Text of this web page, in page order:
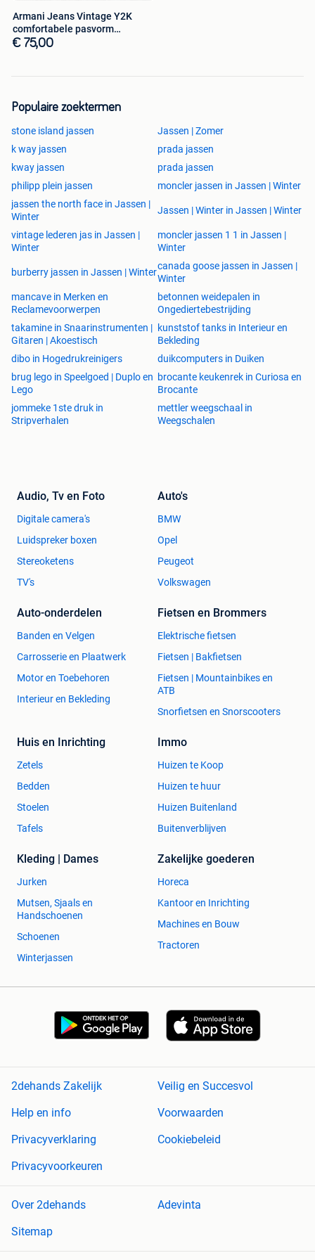
Armani Jeans Vintage Y2K
comfortabele pasvorm
gemaakt in Ita
€ 75,00
Populaire zoektermen
stone island jassen
Jassen | Zomer
k way jassen
prada jassen
kway jassen
prada jassen
philipp plein jassen
moncler jassen in Jassen | Winter
jassen the north face in Jassen |
Winter
Jassen | Winter in Jassen | Winter
vintage lederen jas in Jassen |
Winter
moncler jassen 1 1 in Jassen |
Winter
burberry jassen in Jassen | Winter
canada goose jassen in Jassen |
Winter
mancave in Merken en
Reclamevoorwerpen
betonnen weidepalen in
Ongediertebestrijding
takamine in Snaarinstrumenten |
Gitaren | Akoestisch
kunststof tanks in Interieur en
Bekleding
dibo in Hogedrukreinigers
duikcomputers in Duiken
brug lego in Speelgoed | Duplo en
Lego
brocante keukenrek in Curiosa en
Brocante
jommeke 1ste druk in
Stripverhalen
mettler weegschaal in
Weegschalen
Audio, Tv en Foto
Digitale camera's
Luidspreker boxen
Stereoketens
TV's
Auto's
BMW
Opel
Peugeot
Volkswagen
Auto-onderdelen
Banden en Velgen
Carrosserie en Plaatwerk
Motor en Toebehoren
Interieur en Bekleding
Fietsen en Brommers
Elektrische fietsen
Fietsen | Bakfietsen
Fietsen | Mountainbikes en
ATB
Snorfietsen en Snorscooters
Huis en Inrichting
Zetels
Bedden
Stoelen
Tafels
Immo
Huizen te Koop
Huizen te huur
Huizen Buitenland
Buitenverblijven
Kleding | Dames
Jurken
Mutsen, Sjaals en
Handschoenen
Schoenen
Winterjassen
Zakelijke goederen
Horeca
Kantoor en Inrichting
Machines en Bouw
Tractoren
2dehands Zakelijk
Veilig en Succesvol
Help en info
Voorwaarden
Privacyverklaring
Cookiebeleid
Privacyvoorkeuren
Over 2dehands
Adevinta
Sitemap